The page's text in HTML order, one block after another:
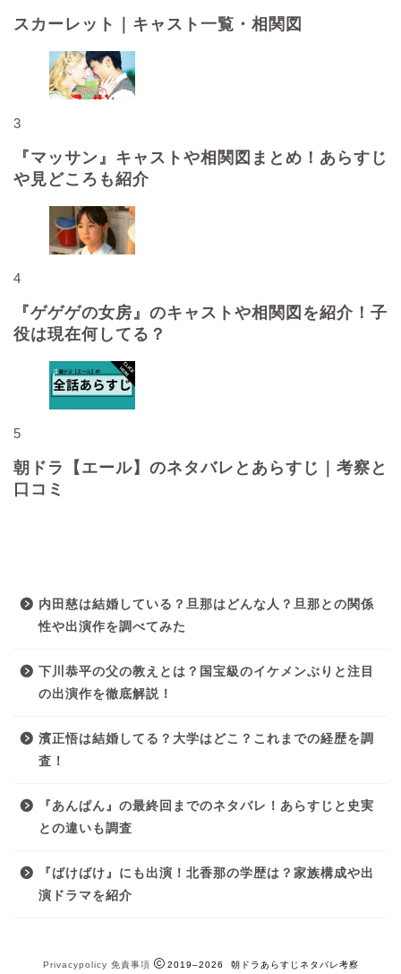
スカーレット｜キャスト一覧・相関図
3
『マッサン』キャストや相関図まとめ！あらすじ
や見どころも紹介
4
『ゲゲゲの女房』のキャストや相関図を紹介！子
役は現在何してる？
5
朝ドラ【エール】のネタバレとあらすじ｜考察と
口コミ
内田慈は結婚している？旦那はどんな人？旦那との関係
性や出演作を調べてみた
下川恭平の父の教えとは？国宝級のイケメンぶりと注目
の出演作を徹底解説！
濱正悟は結婚してる？大学はどこ？これまでの経歴を調
査！
『あんぱん』の最終回までのネタバレ！あらすじと史実
との違いも調査
『ばけばけ』にも出演！北香那の学歴は？家族構成や出
演ドラマを紹介
Privacypolicy 免責事項 2019–2026 朝ドラあらすじネタバレ考察